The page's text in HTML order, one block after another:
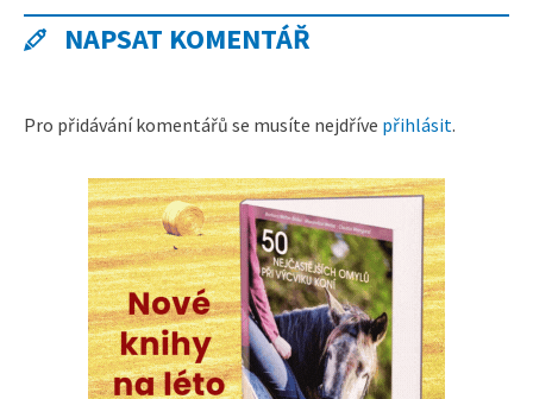
NAPSAT KOMENTÁŘ
Pro přidávání komentářů se musíte nejdříve přihlásit.